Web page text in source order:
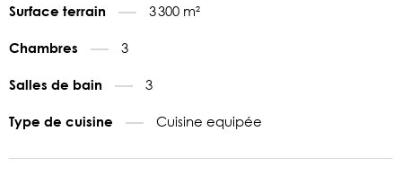
Surface terrain 3 300 m²
Chambres 3
Salles de bain 3
Type de cuisine Cuisine equipée